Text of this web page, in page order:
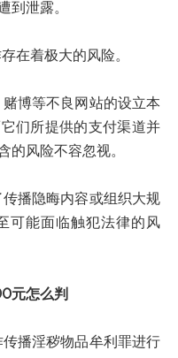
到泄露。
着极大的风险。
等不良网站的设立本
们所提供的支付渠道并
的风险不容忽视。
播隐晦内容或组织大规
可能面临触犯法律的风
元怎么判
播淫秽物品牟利罪进行